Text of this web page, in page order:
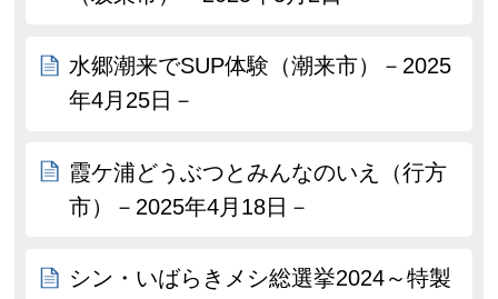
水郷潮来でSUP体験（潮来市）－2025
年4月25日－
霞ケ浦どうぶつとみんなのいえ（行方
市）－2025年4月18日－
シン・いばらきメシ総選挙2024～特製